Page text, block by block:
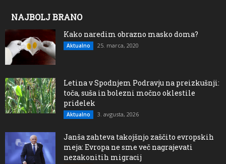
NAJBOLJ BRANO
Kako naredim obrazno masko doma?
Aktualno 25. marca, 2020
Letina v Spodnjem Podravju na preizkušnji:
toča, suša in bolezni močno oklestile
pridelek
Aktualno 3. avgusta, 2026
Janša zahteva takojšnjo zaščito evropskih
meja: Evropa ne sme več nagrajevati
nezakonitih migracij